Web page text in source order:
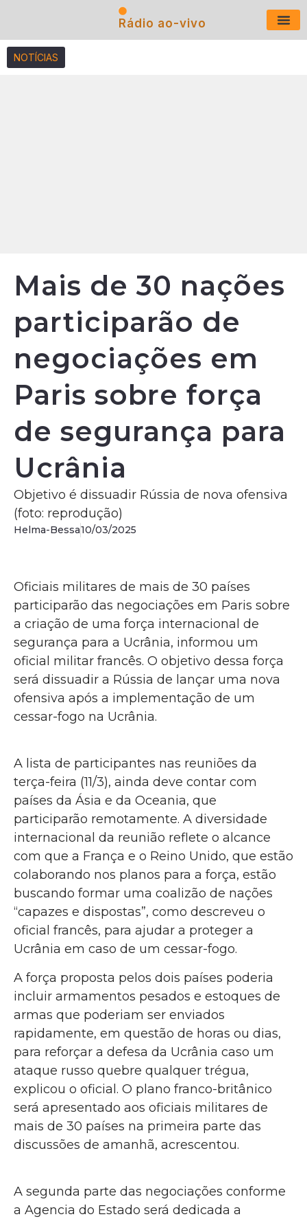
Rádio ao-vivo
NOTÍCIAS
Mais de 30 nações
participarão de
negociações em
Paris sobre força
de segurança para
Ucrânia
Objetivo é dissuadir Rússia de nova ofensiva
(foto: reprodução)
Helma-Bessa10/03/2025
Oficiais militares de mais de 30 países
participarão das negociações em Paris sobre
a criação de uma força internacional de
segurança para a Ucrânia, informou um
oficial militar francês. O objetivo dessa força
será dissuadir a Rússia de lançar uma nova
ofensiva após a implementação de um
cessar-fogo na Ucrânia.
A lista de participantes nas reuniões da
terça-feira (11/3), ainda deve contar com
países da Ásia e da Oceania, que
participarão remotamente. A diversidade
internacional da reunião reflete o alcance
com que a França e o Reino Unido, que estão
colaborando nos planos para a força, estão
buscando formar uma coalizão de nações
“capazes e dispostas”, como descreveu o
oficial francês, para ajudar a proteger a
Ucrânia em caso de um cessar-fogo.
A força proposta pelos dois países poderia
incluir armamentos pesados e estoques de
armas que poderiam ser enviados
rapidamente, em questão de horas ou dias,
para reforçar a defesa da Ucrânia caso um
ataque russo quebre qualquer trégua,
explicou o oficial. O plano franco-britânico
será apresentado aos oficiais militares de
mais de 30 países na primeira parte das
discussões de amanhã, acrescentou.
A segunda parte das negociações conforme
a Agencia do Estado será dedicada a